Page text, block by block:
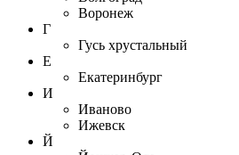
Воронеж
Г
Гусь хрустальный
Е
Екатеринбург
И
Иваново
Ижевск
Й